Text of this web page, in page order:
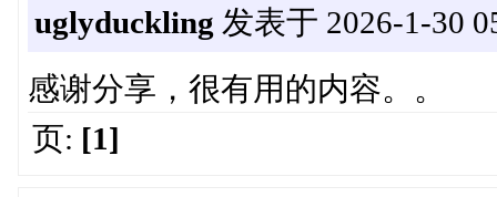
uglyduckling 发表于 2026-1-30
感谢分享，很有用的内容。。
页: [1]